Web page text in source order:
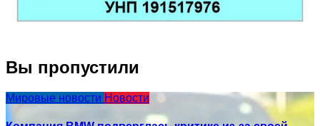
Вы пропустили
Мировые новости Новости